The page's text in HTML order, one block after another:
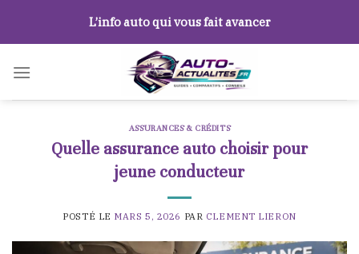
content
L’info auto qui vous fait avancer
ASSURANCES & CRÉDITS
Quelle assurance auto choisir pour
jeune conducteur
POSTÉ LE MARS 5, 2026 PAR CLEMENT LIERON